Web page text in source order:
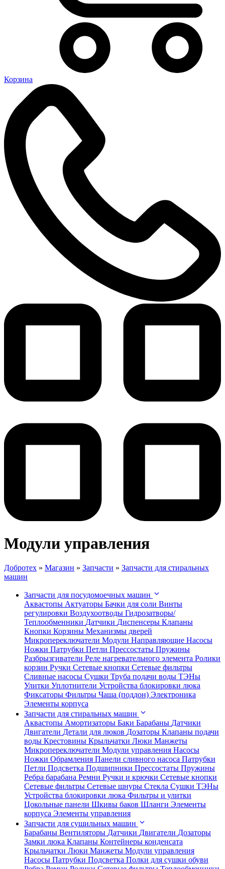
Корзина
Модули управления
Добротех » Магазин » Запчасти » Запчасти для стиральных
машин
Запчасти для посудомоечных машин
Аквастопы Актуаторы Бачки для соли Винты
регулировки Воздухоотводы Гидрозатворы/
Теплообменники Датчики Диспенсеры Клапаны
Кнопки Корзины Механизмы дверей
Микропереключатели Модули Направляющие Насосы
Ножки Патрубки Петли Прессостаты Пружины
Разбрызгиватели Реле нагревательного элемента Ролики
корзин Ручки Сетевые кнопки Сетевые фильтры
Сливные насосы Сушки Труба подачи воды ТЭНы
Улитки Уплотнители Устройства блокировки люка
Фиксаторы Фильтры Чаша (поддон) Электроника
Элементы корпуса
Запчасти для стиральных машин
Аквастопы Амортизаторы Баки Барабаны Датчики
Двигатели Детали для люков Дозаторы Клапаны подачи
воды Крестовины Крыльчатки Люки Манжеты
Микропереключатели Модули управления Насосы
Ножки Обрамления Панели сливного насоса Патрубки
Петли Подсветка Подшипники Прессостаты Пружины
Ребра барабана Ремни Ручки и крючки Сетевые кнопки
Сетевые фильтры Сетевые шнуры Стекла Сушки ТЭНы
Устройства блокировки люка Фильтры и улитки
Цокольные панели Шкивы баков Шланги Элементы
корпуса Элементы управления
Запчасти для сушильных машин
Барабаны Вентиляторы Датчики Двигатели Дозаторы
Замки люка Клапаны Контейнеры конденсата
Крыльчатки Люки Манжеты Модули управления
Насосы Патрубки Подсветка Полки для сушки обуви